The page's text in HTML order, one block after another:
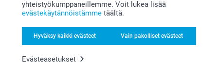
yhteistyökumppaneillemme. Voit lukea lisää
evästekäytännöistämme täältä.
Hyväksy kaikki evästeet Vain pakolliset evästeet
Evästeasetukset